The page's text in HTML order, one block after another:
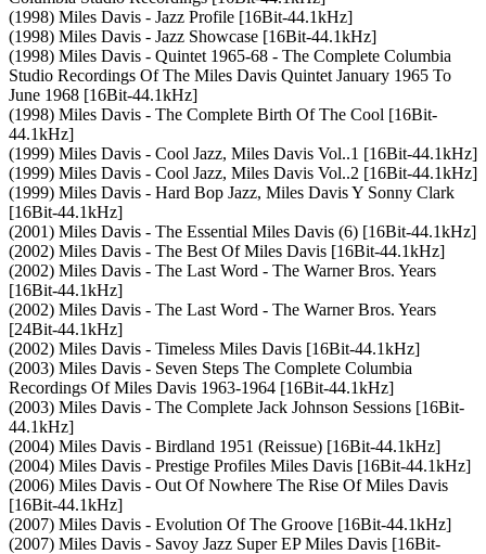
(1998) Miles Davis - Jazz Profile [16Bit-44.1kHz]
(1998) Miles Davis - Jazz Showcase [16Bit-44.1kHz]
(1998) Miles Davis - Quintet 1965-68 - The Complete Columbia
Studio Recordings Of The Miles Davis Quintet January 1965 To
June 1968 [16Bit-44.1kHz]
(1998) Miles Davis - The Complete Birth Of The Cool [16Bit-
44.1kHz]
(1999) Miles Davis - Cool Jazz, Miles Davis Vol..1 [16Bit-44.1kHz]
(1999) Miles Davis - Cool Jazz, Miles Davis Vol..2 [16Bit-44.1kHz]
(1999) Miles Davis - Hard Bop Jazz, Miles Davis Y Sonny Clark
[16Bit-44.1kHz]
(2001) Miles Davis - The Essential Miles Davis (6) [16Bit-44.1kHz]
(2002) Miles Davis - The Best Of Miles Davis [16Bit-44.1kHz]
(2002) Miles Davis - The Last Word - The Warner Bros. Years
[16Bit-44.1kHz]
(2002) Miles Davis - The Last Word - The Warner Bros. Years
[24Bit-44.1kHz]
(2002) Miles Davis - Timeless Miles Davis [16Bit-44.1kHz]
(2003) Miles Davis - Seven Steps The Complete Columbia
Recordings Of Miles Davis 1963-1964 [16Bit-44.1kHz]
(2003) Miles Davis - The Complete Jack Johnson Sessions [16Bit-
44.1kHz]
(2004) Miles Davis - Birdland 1951 (Reissue) [16Bit-44.1kHz]
(2004) Miles Davis - Prestige Profiles Miles Davis [16Bit-44.1kHz]
(2006) Miles Davis - Out Of Nowhere The Rise Of Miles Davis
[16Bit-44.1kHz]
(2007) Miles Davis - Evolution Of The Groove [16Bit-44.1kHz]
(2007) Miles Davis - Savoy Jazz Super EP Miles Davis [16Bit-